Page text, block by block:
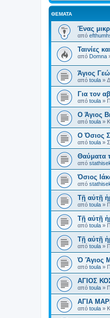
ΘΈΜΑΤΑ
Ένας
από
Ταινίες
από Domna
Άγιος
από toula »
Για τον
από toula »
Ο Άγιος
από toula »
Ο Όσιος
από toula »
Θαύματα
από
Όσιος
από
Τῇ αὐτῇ
από toula »
Τῇ αὐτῇ
από toula »
Τῇ αὐτῇ
από toula »
Ὁ Ἅγιος
από toula »
ΑΓΙΟΣ
από toula »
ΑΓΙΑ
από toula »